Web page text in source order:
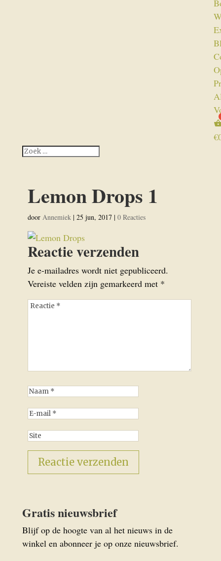
€
Lemon Drops 1
door Annemiek| 25 jun, 2017| 0 Reacties
Reactie verzenden
Je e-mailadres wordt niet gepubliceerd.
Vereiste velden zijn gemarkeerd met *
Gratis nieuwsbrief
Blijf op de hoogte van al het nieuws in de
winkel en abonneer je op onze nieuwsbrief.